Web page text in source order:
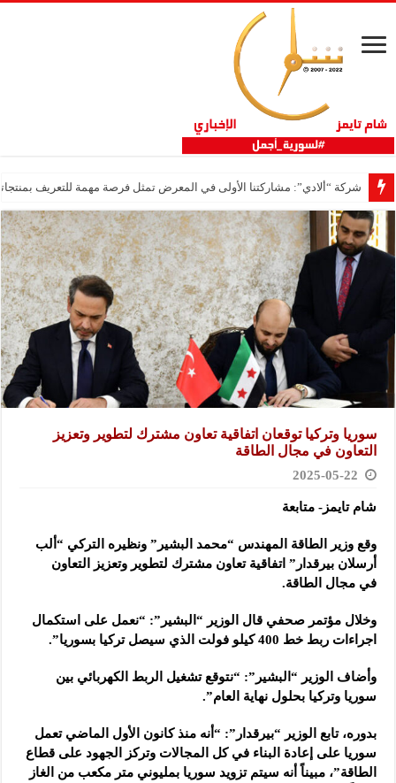
شركة “ألادي”: مشاركتنا الأولى في المعرض تمثل فرصة مهمة للتعريف
سوريا وتركيا توقعان اتفاقية تعاون مشترك لتطوير وتعزيز
التعاون في مجال الطاقة
2025-05-22
شام تايمز- متابعة
وقع وزير الطاقة المهندس “محمد البشير” ونظيره التركي “ألب
أرسلان بيرقدار” اتفاقية تعاون مشترك لتطوير وتعزيز التعاون
في مجال الطاقة.
وخلال مؤتمر صحفي قال الوزير “البشير”: “نعمل على استكمال
اجراءات ربط خط 400 كيلو فولت الذي سيصل تركيا بسوريا”.
وأضاف الوزير “البشير”: “نتوقع تشغيل الربط الكهربائي بين
سوريا وتركيا بحلول نهاية العام”.
بدوره، تابع الوزير “بيرقدار”: “أنه منذ كانون الأول الماضي تعمل
سوريا على إعادة البناء في كل المجالات وتركز الجهود على قطاع
الطاقة”، مبيناً أنه سيتم تزويد سوريا بمليوني متر مكعب من الغاز